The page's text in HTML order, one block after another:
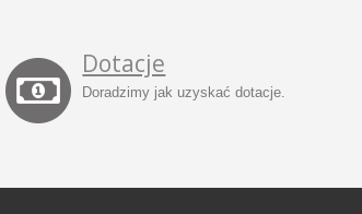
Dotacje
Doradzimy jak uzyskać dotacje.